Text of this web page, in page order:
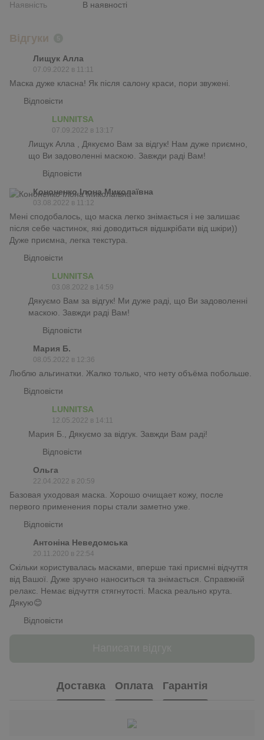
Наявність В наявності
Відгуки
Лищук Алла
07.09.2022 в 11:11
Маска дуже класна! Як після салону краси, пори звужені.
Відповісти
LUNNITSA
07.09.2022 в 13:17
Лищук Алла , Дякуємо Вам за відгук! Нам дуже приємно,
що Ви задоволенні маскою. Завжди раді Вам!
Відповісти
Кононенко Ілона Миколаївна
03.08.2022 в 11:12
Мені сподобалось, що маска легко знімається і не залишає
після себе частинок, які доводиться відшкрібати від шкіри))
Дуже приємна, легка текстура.
Відповісти
LUNNITSA
03.08.2022 в 14:59
Дякуємо Вам за відгук! Ми дуже раді, що Ви задоволенні
маскою. Завжди раді Вам!
Відповісти
Мария Б.
08.05.2022 в 12:36
Люблю альгинатки. Жалко только, что нету объёма побольше.
Відповісти
LUNNITSA
12.05.2022 в 14:11
Мария Б., Дякуємо за відгук. Завжди Вам раді!
Відповісти
Ольга
22.04.2022 в 20:59
Базовая уходовая маска. Хорошо очищает кожу, после
первого применения поры стали заметно уже.
Відповісти
Антоніна Неведомська
20.11.2020 в 22:54
Скільки користувалась масками, вперше такі приємні відчуття
від Вашої. Дуже зручно наноситься та знімається. Справжній
релакс. Немає відчуття стягнутості. Маска реально крута.
Дякую😊
Відповісти
Доставка Оплата Гарантія